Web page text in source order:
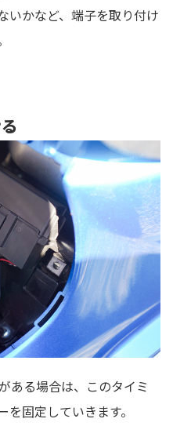
いかなど、端子を取り付け
ある場合は、このタイミ
固定していきます。